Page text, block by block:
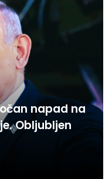
napad na
Obljubljen